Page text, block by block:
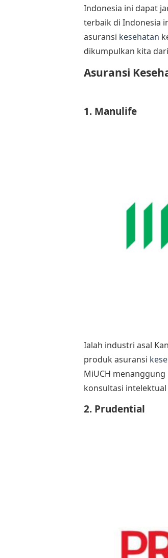
Indonesia ini dapat
terbaik di Indonesia
asuransi kesehatan
dikumpulkan kita
Asuransi
1. Manulife
Ialah industri asal
produk asuransi
MiUCH
konsultasi
2. Prudential